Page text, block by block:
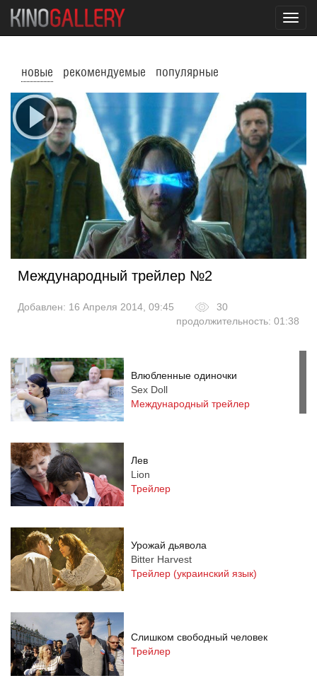
новые рекомендуемые популярные
Международный трейлер №2
Добавлен: 16 Апреля 2014, 09:45
30
продолжительность: 01:38
Влюбленные одиночки
Sex Doll
Международный трейлер
Лев
Lion
Трейлер
Урожай дьявола
Bitter Harvest
Трейлер (украинский язык)
Слишком свободный человек
Трейлер